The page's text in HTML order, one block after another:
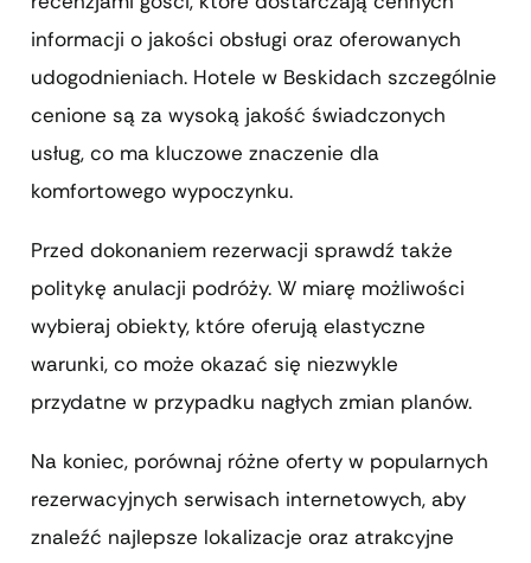
informacji o jakości obsługi oraz oferowanych
udogodnieniach. Hotele w Beskidach szczególnie
cenione są za wysoką jakość świadczonych
usług, co ma kluczowe znaczenie dla
komfortowego wypoczynku.
Przed dokonaniem rezerwacji sprawdź także
politykę anulacji podróży. W miarę możliwości
wybieraj obiekty, które oferują elastyczne
warunki, co może okazać się niezwykle
przydatne w przypadku nagłych zmian planów.
Na koniec, porównaj różne oferty w popularnych
rezerwacyjnych serwisach internetowych, aby
znaleźć najlepsze lokalizacje oraz atrakcyjne